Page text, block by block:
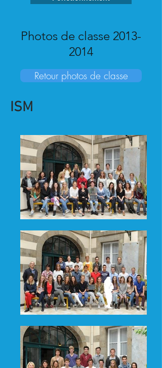
Photos de classe 2013-
2014
Retour photos de classe
ISM